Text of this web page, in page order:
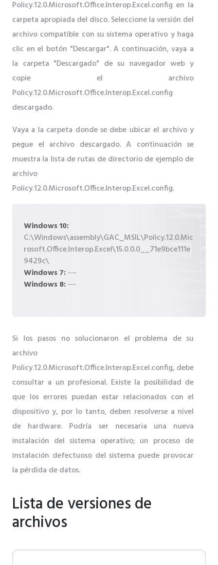
Policy.12.0.Microsoft.Office.Interop.Excel.config en la
carpeta apropiada del disco. Seleccione la versión del
archivo compatible con su sistema operativo y haga
clic en el botón "Descargar". A continuación, vaya a
la carpeta "Descargado" de su navegador web y
copie el archivo
Policy.12.0.Microsoft.Office.Interop.Excel.config
descargado.
Vaya a la carpeta donde se debe ubicar el archivo y
pegue el archivo descargado. A continuación se
muestra la lista de rutas de directorio de ejemplo de
archivo
Policy.12.0.Microsoft.Office.Interop.Excel.config.
Windows 10:
C:\Windows\assembly\GAC_MSIL\Policy.12.0.Mic
rosoft.Office.Interop.Excel\15.0.0.0__71e9bce111e
9429c\
Windows 7:---
Windows 8:---
Si los pasos no solucionaron el problema de su
archivo
Policy.12.0.Microsoft.Office.Interop.Excel.config, debe
consultar a un profesional. Existe la posibilidad de
que los errores puedan estar relacionados con el
dispositivo y, por lo tanto, deben resolverse a nivel
de hardware. Podría ser necesaria una nueva
instalación del sistema operativo; un proceso de
instalación defectuoso del sistema puede provocar
la pérdida de datos.
Lista de versiones de
archivos